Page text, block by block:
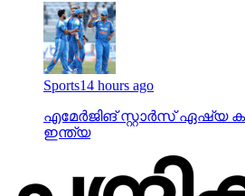
Sports14 hours ago
എമേര്‍ജിങ് സ്റ്റാര്‍സ് ഏഷ്യ
ഇന്ത്യ